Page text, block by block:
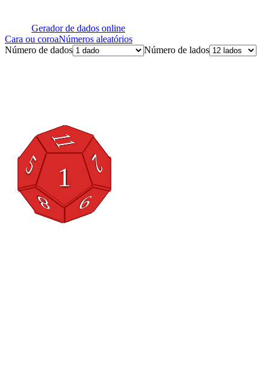
Gerador de dados online
Cara ou coroaNúmeros aleatórios
Número de dados
Número de lados